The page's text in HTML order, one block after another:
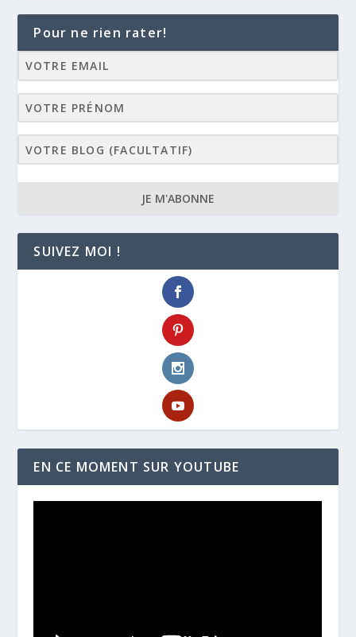
Pour ne rien rater!
JE M'ABONNE
SUIVEZ MOI !
EN CE MOMENT SUR YOUTUBE